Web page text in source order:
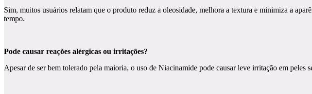
Sim, muitos usuários relatam que o produto reduz a oleosidade, melhora a textura e minimiza a
tempo.
Pode causar reações alérgicas ou irritações?
Apesar de ser bem tolerado pela maioria, o uso de Niacinamide pode causar leve irritação em